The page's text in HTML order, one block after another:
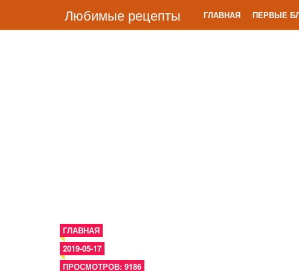
Любимые рецепты ГЛАВНАЯ ПЕРВЫЕ
ГЛАВНАЯ
2019-05-17
ПРОСМОТРОВ: 9186